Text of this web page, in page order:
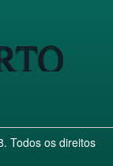
Todos os direitos